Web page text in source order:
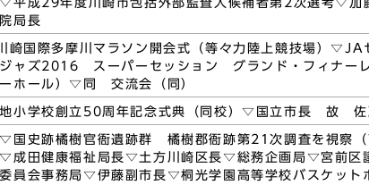
平成29年度川崎市包括外部監査人候補者第2次選考▽
局長
国際多摩川マラソン開会式（等々力陸上競技場）
ジャズ2016 スーパーセッション グランド・フィナ
ホール）▽同 交流会（同）
小学校創立50周年記念式典（同校）▽国立市長 故 佐
▽国史跡橘樹官衙遺跡群 橘樹郡衙跡第21次調査を視察（
▽成田健康福祉局長▽土方川崎区長▽総務企画局▽宮前区
員会事務局▽伊藤副市長▽桐光学園高等学校バスケット